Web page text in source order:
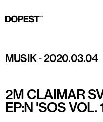
MUSIK-2020.03.04
2M CLAIMAR
EP:N 'SOS VOL.